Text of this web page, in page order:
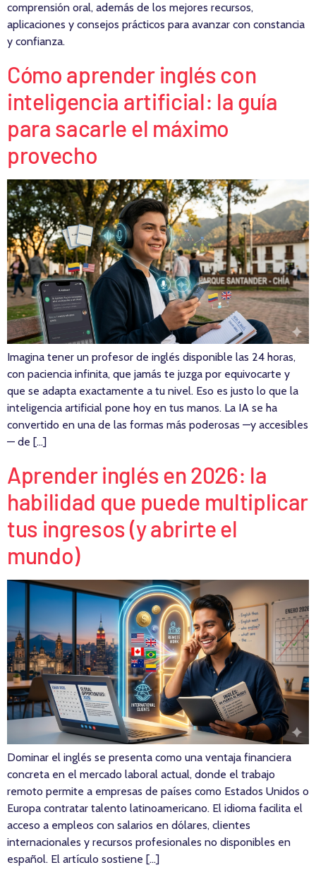
comprensión oral, además de los mejores recursos,
aplicaciones y consejos prácticos para avanzar con constancia
y confianza.
Cómo aprender inglés con
inteligencia artificial: la guía
para sacarle el máximo
provecho
Imagina tener un profesor de inglés disponible las 24 horas,
con paciencia infinita, que jamás te juzga por equivocarte y
que se adapta exactamente a tu nivel. Eso es justo lo que la
inteligencia artificial pone hoy en tus manos. La IA se ha
convertido en una de las formas más poderosas —y accesibles
— de […]
Aprender inglés en 2026: la
habilidad que puede multiplicar
tus ingresos (y abrirte el
mundo)
Dominar el inglés se presenta como una ventaja financiera
concreta en el mercado laboral actual, donde el trabajo
remoto permite a empresas de países como Estados Unidos o
Europa contratar talento latinoamericano. El idioma facilita el
acceso a empleos con salarios en dólares, clientes
internacionales y recursos profesionales no disponibles en
español. El artículo sostiene […]